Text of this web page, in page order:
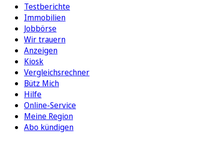
Testberichte
Immobilien
Jobbörse
Wir trauern
Anzeigen
Kiosk
Vergleichsrechner
Bütz Mich
Hilfe
Online-Service
Meine Region
Abo kündigen